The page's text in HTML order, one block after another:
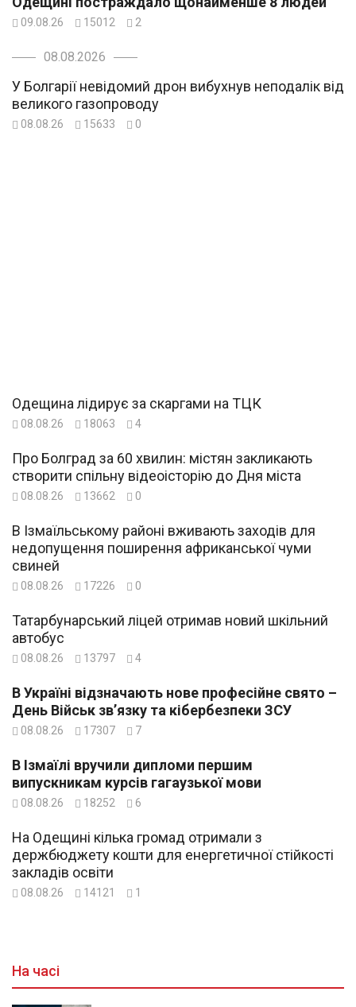
09.08.26 15012 2
08.08.2026
У Болгарії невідомий дрон вибухнув неподалік від
великого газопроводу
08.08.26 15633 0
Одещина лідирує за скаргами на ТЦК
08.08.26 18063 4
Про Болград за 60 хвилин: містян закликають
створити спільну відеоісторію до Дня міста
08.08.26 13662 0
В Ізмаїльському районі вживають заходів для
недопущення поширення африканської чуми
свиней
08.08.26 17226 0
Татарбунарський ліцей отримав новий шкільний
автобус
08.08.26 13797 4
В Україні відзначають нове професійне свято –
День Військ зв’язку та кібербезпеки ЗСУ
08.08.26 17307 7
В Ізмаїлі вручили дипломи першим
випускникам курсів гагаузької мови
08.08.26 18252 6
На Одещині кілька громад отримали з
держбюджету кошти для енергетичної стійкості
закладів освіти
08.08.26 14121 1
На часі